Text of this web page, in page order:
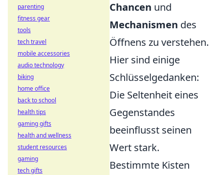
Chancen und
Mechanismen des
Öffnens zu verstehen.
Hier sind einige
Schlüsselgedanken:
Die Seltenheit eines
Gegenstandes
beeinflusst seinen
Wert stark.
Bestimmte Kisten
parenting
fitness gear
tools
tech travel
mobile accessories
audio technology
biking
home office
back to school
health tips
gaming gifts
health and wellness
student resources
gaming
tech gifts